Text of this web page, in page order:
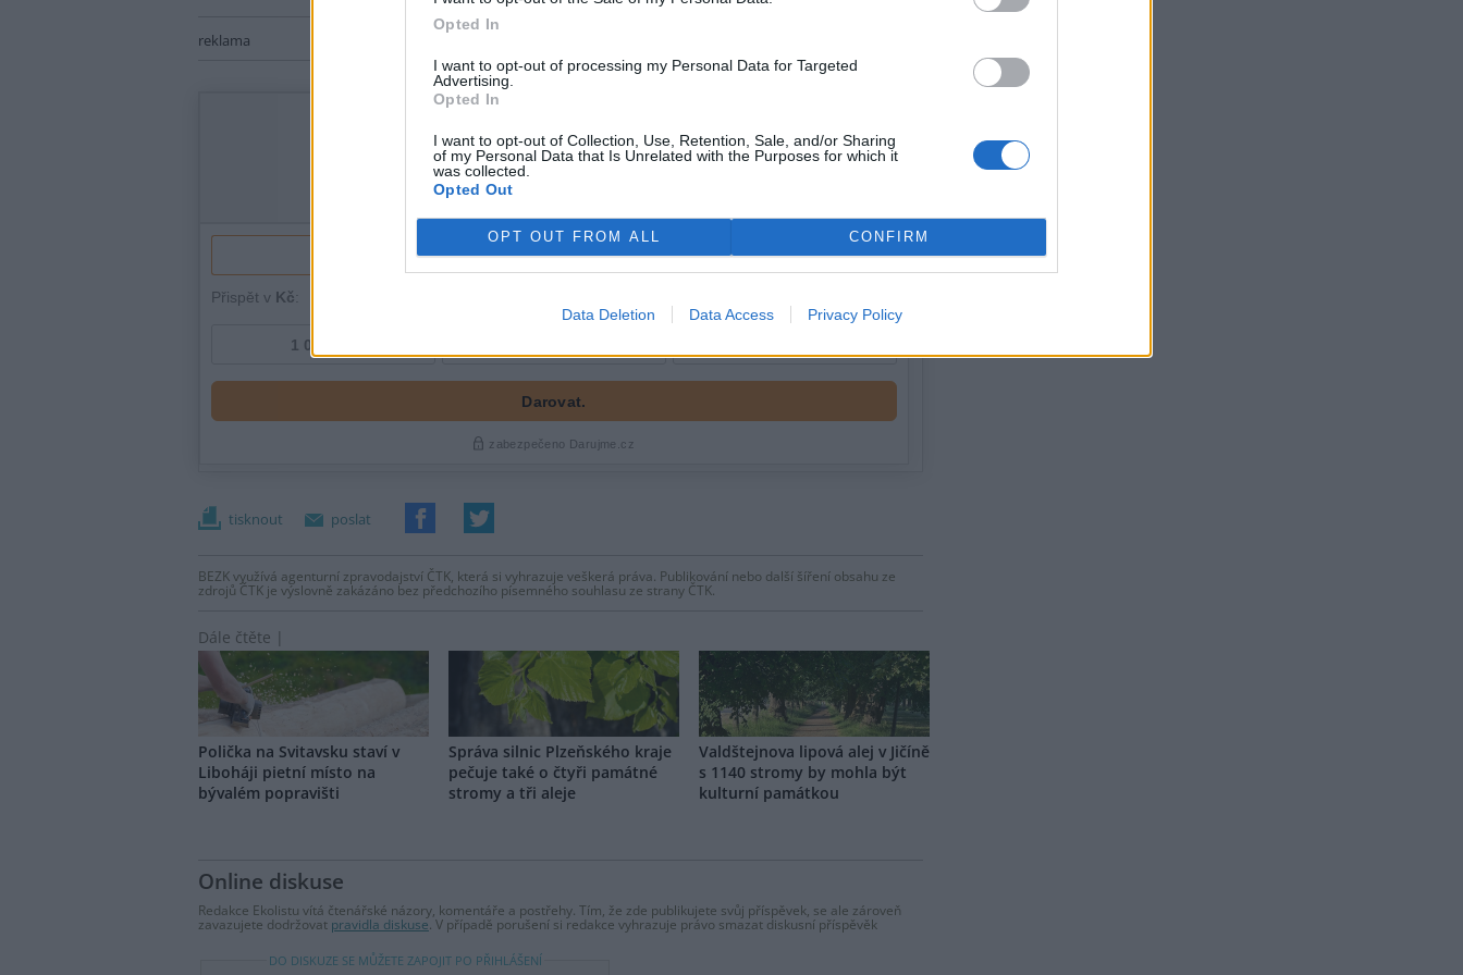
Opted In
I want to opt-out of processing my Personal Data for Targeted
Advertising.
Opted In
I want to opt-out of Collection, Use, Retention, Sale, and/or Sharing
of my Personal Data that Is Unrelated with the Purposes for which it
was collected.
Opted Out
OPT OUT FROM ALL CONFIRM
Data Deletion Data Access Privacy Policy
reklama
tisknout poslat
BEZK využívá agenturní zpravodajství ČTK, která si vyhrazuje veškerá práva. Publikování nebo další šíření obsahu ze
zdrojů ČTK je výslovně zakázáno bez předchozího písemného souhlasu ze strany ČTK.
Dále čtěte |
Polička na Svitavsku staví v
Liboháji pietní místo na
bývalém popravišti
Správa silnic Plzeňského kraje
pečuje také o čtyři památné
stromy a tři aleje
Valdštejnova lipová alej v Jičíně
s 1140 stromy by mohla být
kulturní památkou
Online diskuse
Redakce Ekolistu vítá čtenářské názory, komentáře a postřehy. Tím, že zde publikujete svůj příspěvek, se ale zároveň
zavazujete dodržovat pravidla diskuse. V případě porušení si redakce vyhrazuje právo smazat diskusní příspěvěk
DO DISKUZE SE MŮŽETE ZAPOJIT PO PŘIHLÁŠENÍ